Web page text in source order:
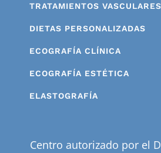
TRATAMIENTOS VASCULARES
DIETAS PERSONALIZADAS
ECOGRAFÍA CLÍNICA
ECOGRAFÍA ESTÉTICA
ELASTOGRAFÍA
Centro autorizado por el